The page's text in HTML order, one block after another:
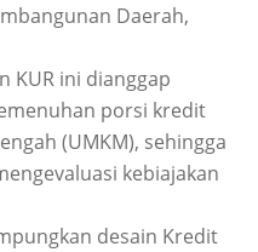
Daerah,
KUR ini dianggap
porsi kredit
(UMKM), sehingga
kebiajakan
desain Kredit